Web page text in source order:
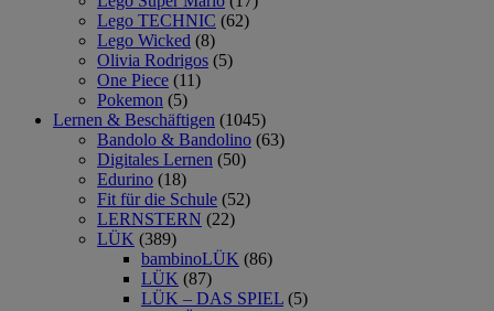
Lego TECHNIC (62)
Lego Wicked (8)
Olivia Rodrigos (5)
One Piece (11)
Pokemon (5)
Lernen & Beschäftigen (1045)
Bandolo & Bandolino (63)
Digitales Lernen (50)
Edurino (18)
Fit für die Schule (52)
LERNSTERN (22)
LÜK (389)
bambinoLÜK (86)
LÜK (87)
LÜK – DAS SPIEL (5)